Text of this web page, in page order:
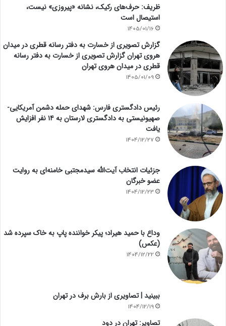
ظریف: حرف‌های رکیک، نشانه «پیروزی» نیست،
استیصال است
1405/01/16
گزارش تصویری از خسارت به دفتر رسانه قطری در میدان
هروی تهران گزارش تصویری از خسارت به دفتر رسانه
قطری در میدان هروی تهران
رئیس دادگستری فارس: شهدای حمله دشمن آمریکایی-
یافت
جزئیات انتخاب آیت‌الله سیدمجتبی خامنه‌ای به روایت
عضو خبرگان
وداع با حمید هیراد؛ پیکر خواننده پاپ به خاک سپرده شد
(عکس)
ببینید | تصاویری از بارش برف در تهران
1404/12/19